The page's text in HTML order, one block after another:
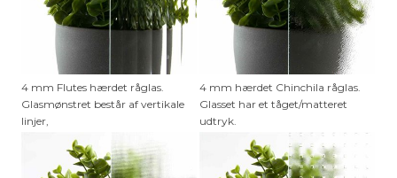
4 mm Flutes hærdet råglas.
Glasmønstret består af vertikale
linjer,
4 mm hærdet Chinchila råglas.
Glasset har et tåget/matteret
udtryk.